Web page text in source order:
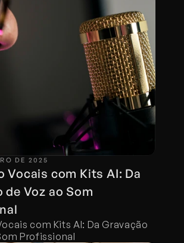
DE 2025
Vocais com Kits AI: Da
de Voz ao Som
com Kits AI: Da Gravação
Profissional